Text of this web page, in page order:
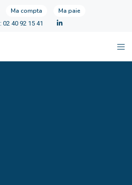
Ma compta Ma paie
: 02 40 92 15 41